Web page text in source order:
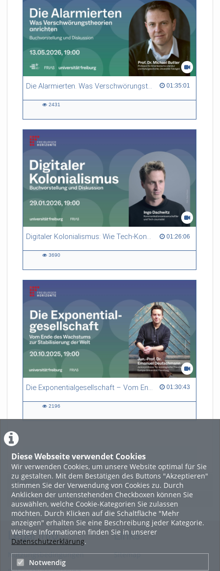
Diese Webseite verwendet Cookies
Wir verwenden Cookies, um unsere Website optimal für Sie
zu gestalten. Mit dem Bestätigen des Buttons "Akzeptieren"
stimmen Sie der Verwendung von Cookies zu. Durch
Anklicken der untenstehenden Checkboxen können Sie
auswählen, welche Cookie-Kategorien Sie zulassen
möchten. Durch Klicken auf die Schaltfläche "Mehr
anzeigen" erhalten Sie eine Beschreibung jeder Kategorie.
Weitere Informationen finden Sie in unserer
Datenschutzerklärung.
Notwendig
Die Alarmierten. Was Verschwörungstheorien anrichten – Buchvorstellung und Diskussion 01:35:01
01:35:01 duration
2431
Digitaler Kolonialismus: Wie Tech-Konzerne und Großmächte die Welt unter sich aufteilen – Buchvorstellung und Diskussion 01:26:06
01:26:06 duration
3690
Die Exponentialgesellschaft – Vom Ende des Wachstums zur Stabilisierung der Welt 01:30:43
01:30:43 duration
2196
LADE MEHR
Featured
Beliebtheit
Legal Info
Nutzungsbedingungen
Links
Sitemap